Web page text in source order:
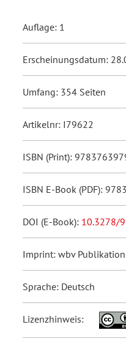
Auflage: 1
Erscheinungsdatum:
Umfang: 354 Seiten
Artikelnr: I79622
ISBN (Print):
ISBN E-Book (PDF):
DOI (E-Book): 10.3278/
Imprint: wbv Publikation
Sprache: Deutsch
Lizenzhinweis: